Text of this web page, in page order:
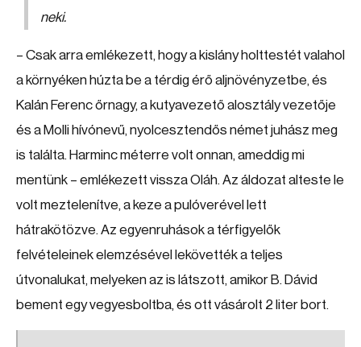
neki.
– Csak arra emlékezett, hogy a kislány holttestét valahol
a környéken húzta be a térdig érő aljnövényzetbe, és
Kalán Ferenc őrnagy, a kutyavezető alosztály vezetője
és a Molli hívónevű, nyolcesztendős német juhász meg
is találta. Harminc méterre volt onnan, ameddig mi
mentünk – emlékezett vissza Oláh. Az áldozat alteste le
volt meztelenítve, a keze a pulóverével lett
hátrakötözve. Az egyenruhások a térfigyelők
felvételeinek elemzésével lekövették a teljes
útvonalukat, melyeken az is látszott, amikor B. Dávid
bement egy vegyesboltba, és ott vásárolt 2 liter bort.